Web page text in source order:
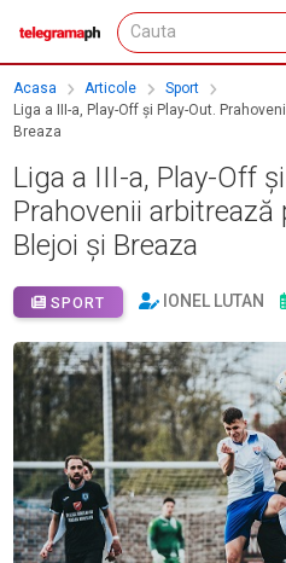
Acasa Articole
Sport
Liga a III-a, Play-Off și Play-Out.
Breaza
Liga a III-a, Play-Off
Prahovenii arbitrează
Blejoi și Breaza
SPORT IONEL LUTAN